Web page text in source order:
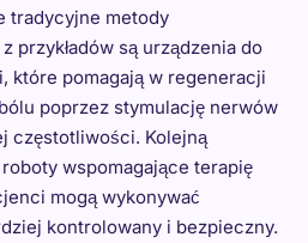
tradycyjne metody
przykładów są urządzenia do
które pomagają w regeneracji
poprzez stymulację nerwów
częstotliwości. Kolejną
wspomagające terapię
mogą wykonywać
kontrolowany i bezpieczny.